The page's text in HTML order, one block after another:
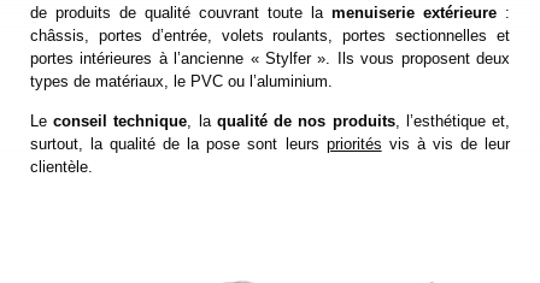
de produits de qualité couvrant toute la menuiserie extérieure :
châssis, portes d’entrée, volets roulants, portes sectionnelles et
portes intérieures à l’ancienne « Stylfer ». Ils vous proposent deux
types de matériaux, le PVC ou l’aluminium.
Leconseil technique, la qualité de nos produits, l’esthétique et,
surtout, la qualité de la pose sont leurs priorités vis à vis de leur
clientèle.